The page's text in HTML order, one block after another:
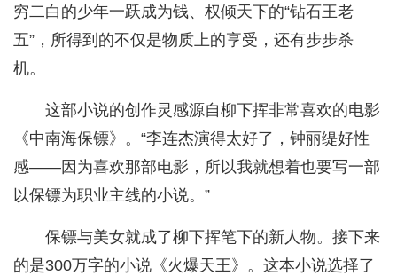
穷二白的少年一跃成为钱、权倾天下的“钻石王老
五”，所得到的不仅是物质上的享受，还有步步杀
机。
这部小说的创作灵感源自柳下挥非常喜欢的电影
《中南海保镖》。“李连杰演得太好了，钟丽缇好性
感——因为喜欢那部电影，所以我就想着也要写一部
以保镖为职业主线的小说。”
保镖与美女就成了柳下挥笔下的新人物。接下来
的是300万字的小说《火爆天王》。这本小说选择了